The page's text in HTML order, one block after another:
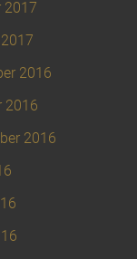
2017
2016
2016
2016